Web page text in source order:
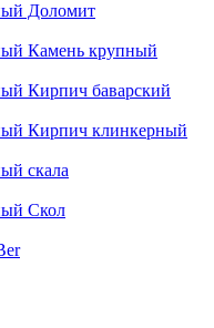
Доломит
Камень крупный
Кирпич баварский
Кирпич клинкерный
скала
Скол